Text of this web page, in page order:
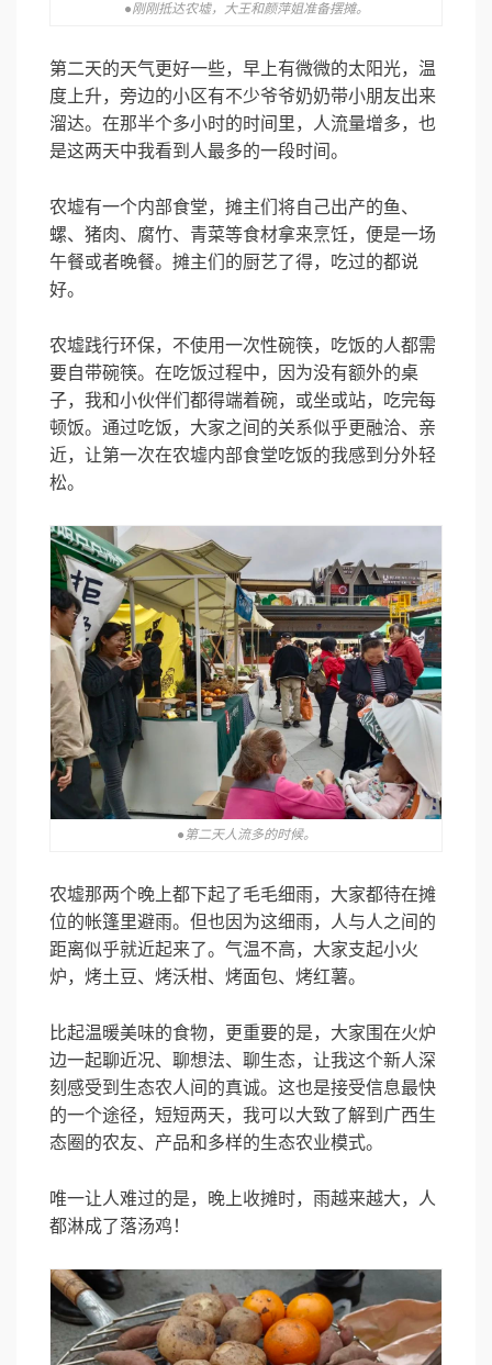
●刚刚抵达农墟，大王和颜萍姐准备摆摊。
第二天的天气更好一些，早上有微微的太阳光，温
度上升，旁边的小区有不少爷爷奶奶带小朋友出来
溜达。在那半个多小时的时间里，人流量增多，也
是这两天中我看到人最多的一段时间。
农墟有一个内部食堂，摊主们将自己出产的鱼、
螺、猪肉、腐竹、青菜等食材拿来烹饪，便是一场
午餐或者晚餐。摊主们的厨艺了得，吃过的都说
好。
农墟践行环保，不使用一次性碗筷，吃饭的人都需
要自带碗筷。在吃饭过程中，因为没有额外的桌
子，我和小伙伴们都得端着碗，或坐或站，吃完每
顿饭。通过吃饭，大家之间的关系似乎更融洽、亲
近，让第一次在农墟内部食堂吃饭的我感到分外轻
松。
●第二天人流多的时候。
农墟那两个晚上都下起了毛毛细雨，大家都待在摊
位的帐篷里避雨。但也因为这细雨，人与人之间的
距离似乎就近起来了。气温不高，大家支起小火
炉，烤土豆、烤沃柑、烤面包、烤红薯。
比起温暖美味的食物，更重要的是，大家围在火炉
边一起聊近况、聊想法、聊生态，让我这个新人深
刻感受到生态农人间的真诚。这也是接受信息最快
的一个途径，短短两天，我可以大致了解到广西生
态圈的农友、产品和多样的生态农业模式。
唯一让人难过的是，晚上收摊时，雨越来越大，人
都淋成了落汤鸡！